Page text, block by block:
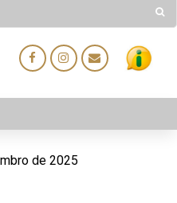
de 2025